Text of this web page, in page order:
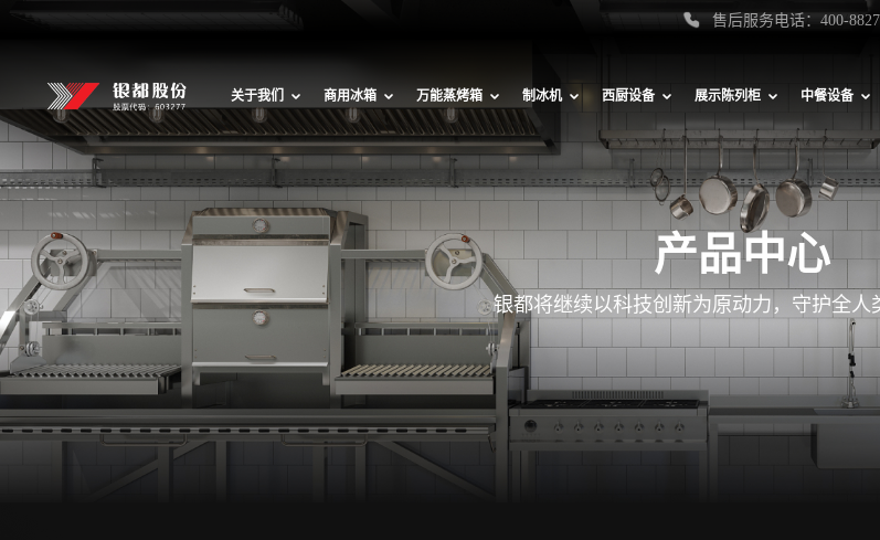
售后服务电话：400-
关于我们 商用冰箱 万能蒸烤箱 制冰机 西厨设备 展示陈列柜 中餐设备
产品中心
银都将继续以科技创新为原动力，守护全人